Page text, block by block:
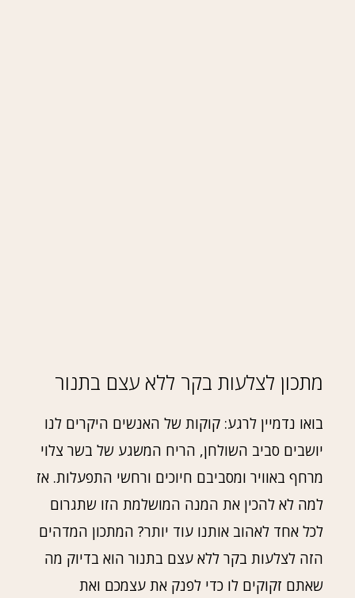
מתכון לצלעות בקר ללא עצם בתנור
בואו נדמיין לרגע: קוקות של האנשים היקרים לנו
יושבים סביב השולחן, הריח המשגע של בשר צלוי
מרחף באוויר ומסביבם חיוכים ורחשי התפעלות. אז
למה לא להכין את המנה המושלמת הזו שתגרום
לכל אחד לאהוב אותנו עוד יותר? המתכון המדהים
הזה לצלעות בקר ללא עצם בתנור הוא בדיוק מה
שאתם זקוקים לו כדי לפנק את עצמכם ואת